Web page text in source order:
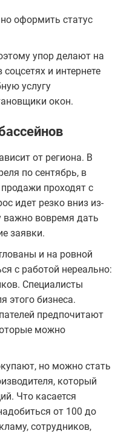
оформить статус
упор делают на
и интернете
услугу
окон.
от региона. В
по сентябрь, в
проходят с
идет резко вниз из-
важно вовремя дать
заявки.
и на ровной
с работой нереально:
Специалисты
этого бизнеса.
предпочитают
можно
но можно стать
который
Что касается
от 100 до
сотрудников,